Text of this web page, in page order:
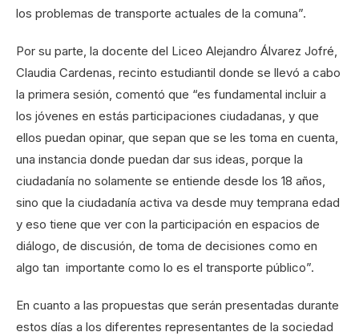
los problemas de transporte actuales de la comuna”.
Por su parte, la docente del Liceo Alejandro Álvarez Jofré,
Claudia Cardenas, recinto estudiantil donde se llevó a cabo
la primera sesión, comentó que “es fundamental incluir a
los jóvenes en estás participaciones ciudadanas, y que
ellos puedan opinar, que sepan que se les toma en cuenta,
una instancia donde puedan dar sus ideas, porque la
ciudadanía no solamente se entiende desde los 18 años,
sino que la ciudadanía activa va desde muy temprana edad
y eso tiene que ver con la participación en espacios de
diálogo, de discusión, de toma de decisiones como en
algo tan importante como lo es el transporte público”.
En cuanto a las propuestas que serán presentadas durante
estos días a los diferentes representantes de la sociedad